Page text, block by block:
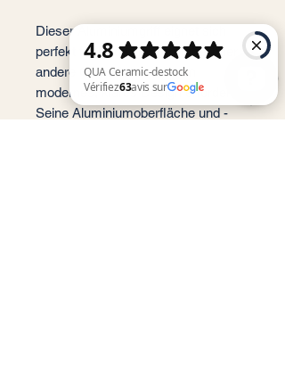
Dieser Aluminiumgriff eignet sich
perfekt für Badezimmermöbel oder
andere Oberflächen, die ein
modernes, klares Design erfordern.
Seine Aluminiumoberfläche und -